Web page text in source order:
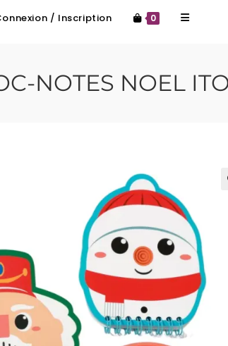
/ Inscription 0
NOTES NOEL